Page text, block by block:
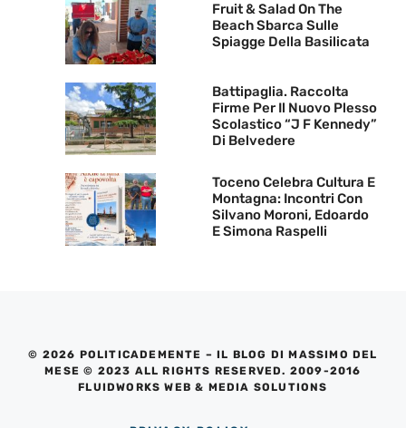
Fruit & Salad On The
Beach Sbarca Sulle
Spiagge Della Basilicata
Battipaglia. Raccolta
Firme Per Il Nuovo Plesso
Scolastico “J F Kennedy”
Di Belvedere
Toceno Celebra Cultura E
Montagna: Incontri Con
Silvano Moroni, Edoardo
E Simona Raspelli
© 2026 POLITICADEMENTE – IL BLOG DI MASSIMO DEL
MESE © 2023 ALL RIGHTS RESERVED. 2009-2016
FLUIDWORKS WEB & MEDIA SOLUTIONS